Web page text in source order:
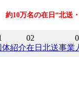
約10万名の在日“北送
体紹介
02
在日北送事業